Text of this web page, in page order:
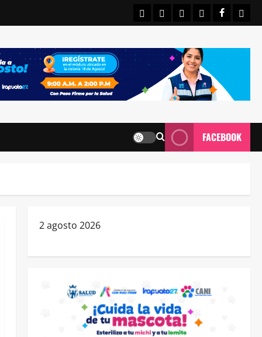
INICIOIRAPUATO
ESTATALES
FACEBOOK
2 agosto 2026